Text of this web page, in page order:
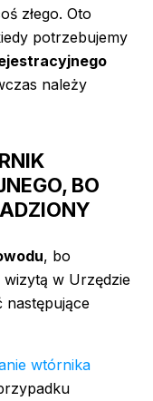
złego. Oto
potrzebujemy
należy
BO
, bo
wizytą w Urzędzie
następujące
wtórnika